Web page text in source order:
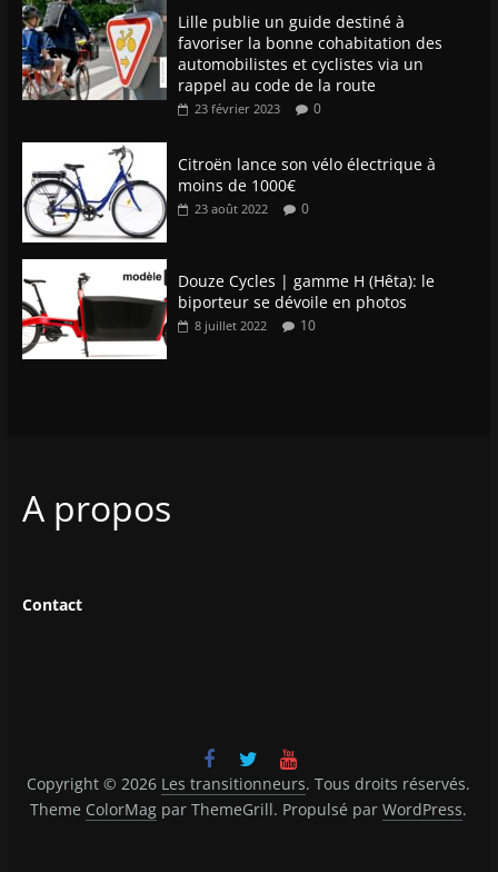
Lille publie un guide destiné à
favoriser la bonne cohabitation des
automobilistes et cyclistes via un
rappel au code de la route
23 février 2023 0
Citroën lance son vélo électrique à
moins de 1000€
23 août 2022 0
Douze Cycles | gamme H (Hêta): le
biporteur se dévoile en photos
8 juillet 2022 10
A propos
Contact
Copyright © 2026 Les transitionneurs. Tous droits réservés.
Theme ColorMag par ThemeGrill. Propulsé parWordPress.